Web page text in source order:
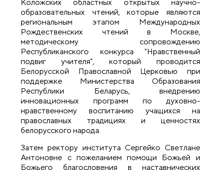
Коложских областных открытых научно-
образовательных чтений, которые являются
региональным этапом Международных
Рождественских чтений в Москве,
методическому сопровождению
Республиканского конкурса "Нравственный
подвиг учителя", который проводится
Белорусской Православной Церковью при
поддержке Министерства Образования
Республики Беларусь, внедрению
инновационных программ по духовно-
нравственному воспитанию учащихся на
православных традициях и ценностях
белорусского народа.
Затем ректору института Сергейко Светлане
Антоновне с пожеланием помощи Божьей и
Божьего благословения в наставнических